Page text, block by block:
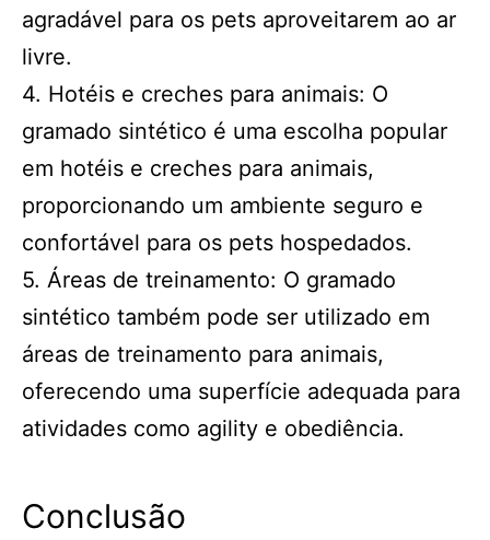
agradável para os pets aproveitarem ao ar
livre.
4. Hotéis e creches para animais: O
gramado sintético é uma escolha popular
em hotéis e creches para animais,
proporcionando um ambiente seguro e
confortável para os pets hospedados.
5. Áreas de treinamento: O gramado
sintético também pode ser utilizado em
áreas de treinamento para animais,
oferecendo uma superfície adequada para
atividades como agility e obediência.
Conclusão